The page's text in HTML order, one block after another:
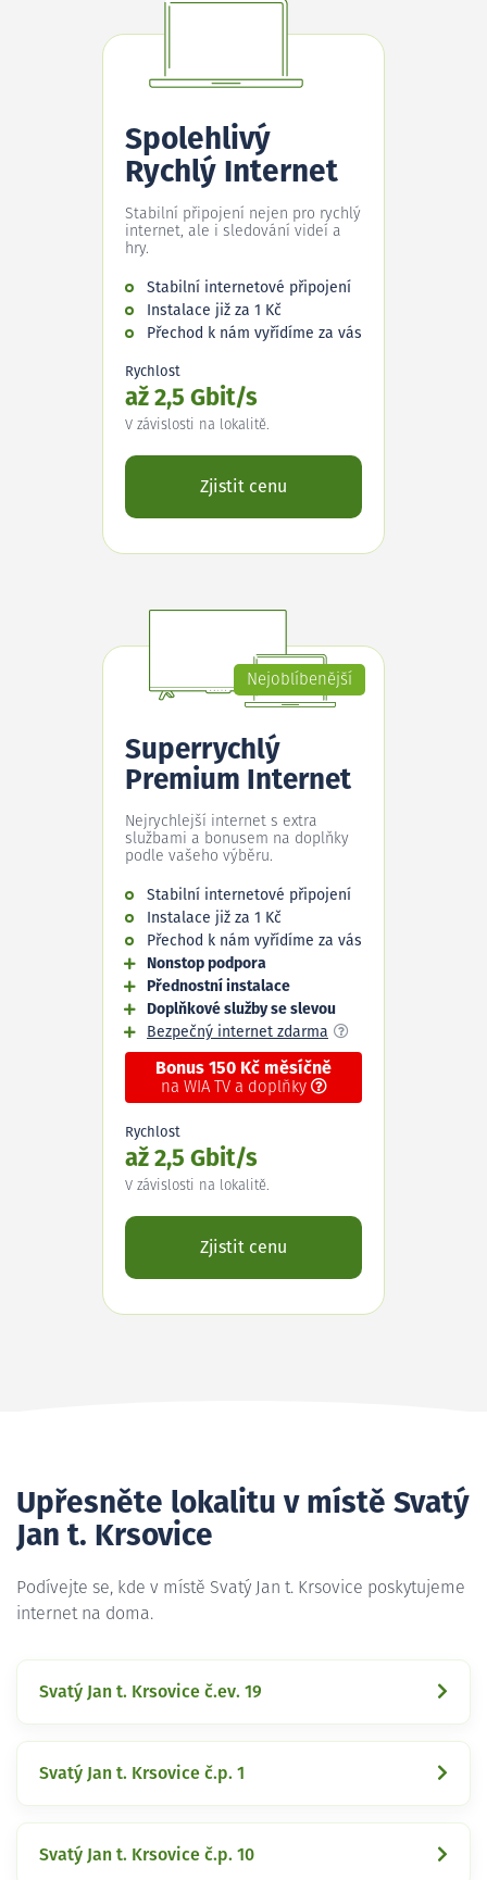
Spolehlivý
Rychlý Internet
Stabilní připojení nejen pro rychlý
internet, ale i sledování videí a
hry.
Stabilní internetové připojení
Instalace již za 1 Kč
Přechod k nám vyřídíme za vás
Rychlost
až 2,5 Gbit/s
V závislosti na lokalitě.
Zjistit cenu
Nejoblíbenější
Superrychlý
Premium Internet
Nejrychlejší internet s extra
službami a bonusem na doplňky
podle vašeho výběru.
Stabilní internetové připojení
Instalace již za 1 Kč
Přechod k nám vyřídíme za vás
Nonstop podpora
Přednostní instalace
Doplňkové služby se slevou
Bezpečný internet zdarma
Bonus 150 Kč měsíčně
na WIA TV a doplňky
Rychlost
až 2,5 Gbit/s
V závislosti na lokalitě.
Zjistit cenu
Upřesněte lokalitu v místě Svatý
Jan t. Krsovice
Podívejte se, kde v místě Svatý Jan t. Krsovice poskytujeme
internet na doma.
Svatý Jan t. Krsovice č.ev. 19
Svatý Jan t. Krsovice č.p. 1
Svatý Jan t. Krsovice č.p. 10